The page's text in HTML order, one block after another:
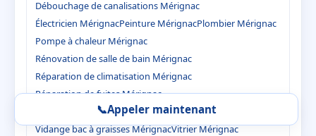
Débouchage de canalisations Mérignac
Électricien MérignacPeinture MérignacPlombier Mérignac
Pompe à chaleur Mérignac
Rénovation de salle de bain Mérignac
Réparation de climatisation Mérignac
Réparation de fuites Mérignac
Réparation de volets roulants MérignacSerrurier Mérignac
Vidange bac à graisses MérignacVitrier Mérignac
📞Appeler maintenant